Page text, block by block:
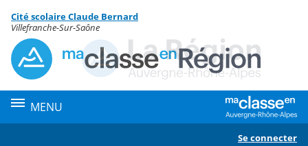
Menu de la rubrique
Contenu
Cité scolaire Claude Bernard
Villefranche-Sur-Saône
MENU
Se connecter